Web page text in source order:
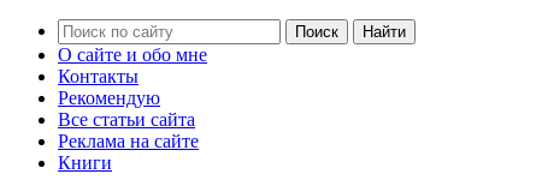
О сайте и обо мне
Контакты
Рекомендую
Все статьи сайта
Реклама на сайте
Книги